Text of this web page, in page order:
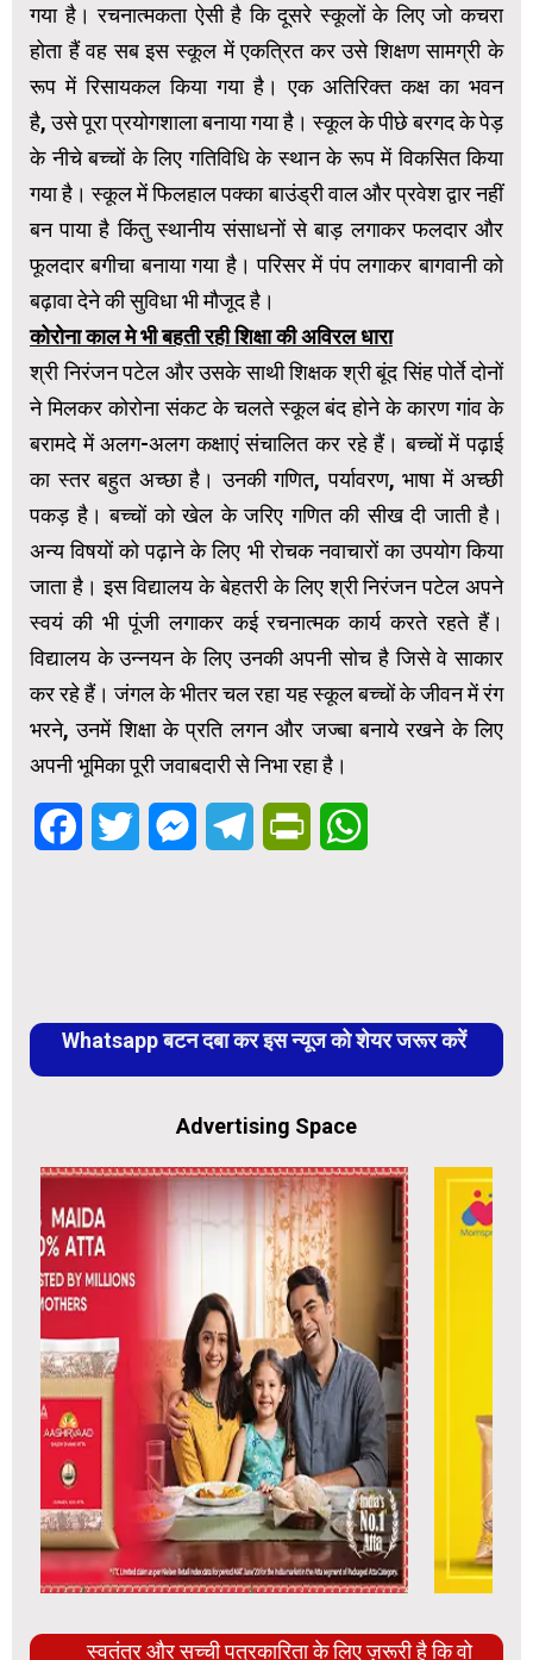
गया है। रचनात्मकता ऐसी है कि दूसरे स्कूलों के लिए जो कचरा
होता हैं वह सब इस स्कूल में एकत्रित कर उसे शिक्षण सामग्री के
रूप में रिसायकल किया गया है। एक अतिरिक्त कक्ष का भवन
है, उसे पूरा प्रयोगशाला बनाया गया है। स्कूल के पीछे बरगद के पेड़
के नीचे बच्चों के लिए गतिविधि के स्थान के रूप में विकसित किया
गया है। स्कूल में फिलहाल पक्का बाउंड्री वाल और प्रवेश द्वार नहीं
बन पाया है किंतु स्थानीय संसाधनों से बाड़ लगाकर फलदार और
फूलदार बगीचा बनाया गया है। परिसर में पंप लगाकर बागवानी को
बढ़ावा देने की सुविधा भी मौजूद है।
कोरोना काल मे भी बहती रही शिक्षा की अविरल धारा
श्री निरंजन पटेल और उसके साथी शिक्षक श्री बूंद सिंह पोर्ते दोनों
ने मिलकर कोरोना संकट के चलते स्कूल बंद होने के कारण गांव के
बरामदे में अलग-अलग कक्षाएं संचालित कर रहे हैं। बच्चों में पढ़ाई
का स्तर बहुत अच्छा है। उनकी गणित, पर्यावरण, भाषा में अच्छी
पकड़ है। बच्चों को खेल के जरिए गणित की सीख दी जाती है।
अन्य विषयों को पढ़ाने के लिए भी रोचक नवाचारों का उपयोग किया
जाता है। इस विद्यालय के बेहतरी के लिए श्री निरंजन पटेल अपने
स्वयं की भी पूंजी लगाकर कई रचनात्मक कार्य करते रहते हैं।
विद्यालय के उन्नयन के लिए उनकी अपनी सोच है जिसे वे साकार
कर रहे हैं। जंगल के भीतर चल रहा यह स्कूल बच्चों के जीवन में रंग
भरने, उनमें शिक्षा के प्रति लगन और जज्बा बनाये रखने के लिए
अपनी भूमिका पूरी जवाबदारी से निभा रहा है।
FacebookTwitter MessengerTelegramPrintFriendly
Whatsapp बटन दबा कर इस न्यूज को शेयर जरूर करें
Advertising Space
स्वतंत्र और सच्ची पत्रकारिता के लिए ज़रूरी है कि वो